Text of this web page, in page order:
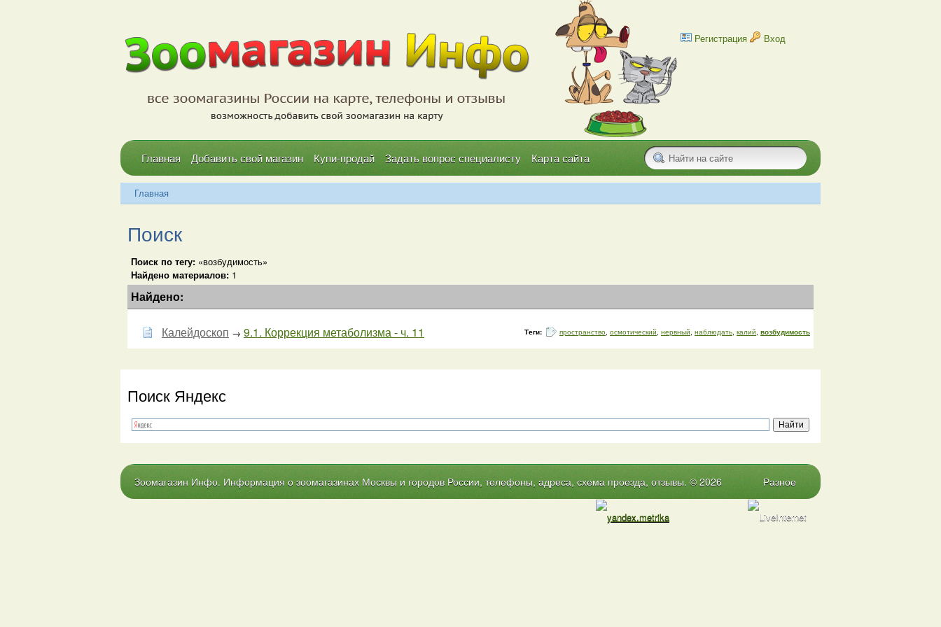
Регистрация Вход
Главная Добавить свой магазин Купи-продай Задать вопрос специалисту Карта сайта
Главная
Поиск
Поиск по тегу: «возбудимость»
Найдено материалов: 1
Найдено:
Калейдоскоп → 9.1. Коррекция метаболизма - ч. 11 Теги: пространство, осмотический, нервный, наблюдать, калий, возбудимость
Поиск Яндекс
Зоомагазин Инфо. Информация о зоомагазинах Москвы и городов России, телефоны, адреса, схема проезда, отзывы. © 2026 Разное